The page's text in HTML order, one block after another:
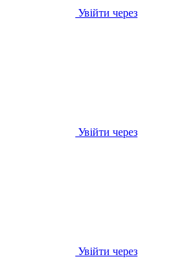
Увійти через
Увійти через
Увійти через